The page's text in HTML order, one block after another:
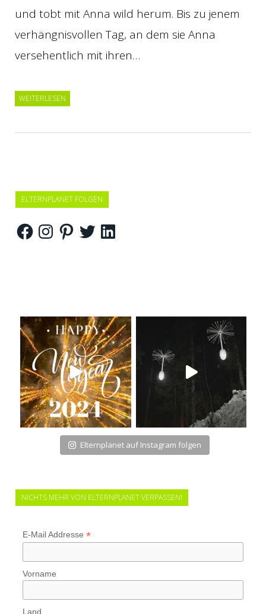
und tobt mit Anna wild herum. Bis zu jenem
verhängnisvollen Tag, an dem sie Anna
versehentlich mit ihren…
WEITERLESEN
ELTERNPLANET FOLGEN
FacebookInstagramPinterestTwitterLinkedIn
Elternplanet auf Instagram folgen
NICHTS MEHR VON ELTERNPLANET VERPASSEN!
E-Mail Addresse *
Vorname
Land